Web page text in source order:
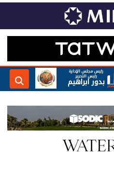
رئيس مجلس الإدارة
رئيس التحرير
بدور ابراهيم